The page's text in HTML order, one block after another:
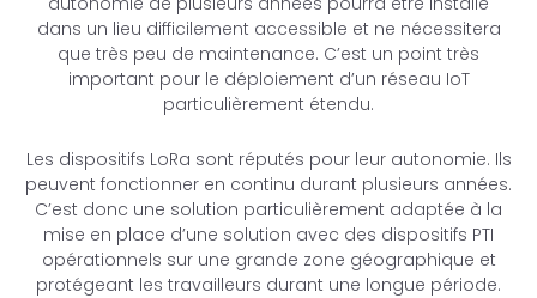
dans un lieu difficilement accessible et ne nécessitera
que très peu de maintenance. C’est un point très
important pour le déploiement d’un réseau IoT
particulièrement étendu.
Les dispositifs LoRa sont réputés pour leur autonomie. Ils
peuvent fonctionner en continu durant plusieurs années.
C’est donc une solution particulièrement adaptée à la
mise en place d’une solution avec des dispositifs PTI
opérationnels sur une grande zone géographique et
protégeant les travailleurs durant une longue période.